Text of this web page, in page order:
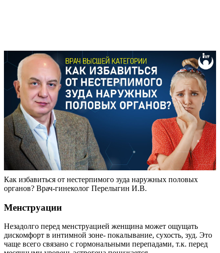
Как избавиться от нестерпимого зуда наружных половых
органов? Врач-гинеколог Перелыгин И.В.
Менструации
Незадолго перед менструацией женщина может ощущать
дискомфорт в интимной зоне- покалывание, сухость, зуд. Это
чаще всего связано с гормональными перепадами, т.к. перед